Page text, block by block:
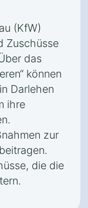
(KfW)
Zuschüsse
das
können
Darlehen
ihre
zur
die die